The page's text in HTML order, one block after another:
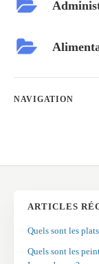
NAVIGATION
ARTICLES
Quels sont les
Quels sont les